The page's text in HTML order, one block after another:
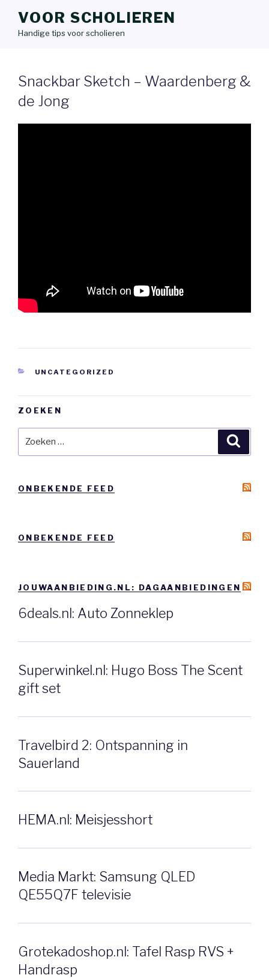
VOOR SCHOLIEREN
Handige tips voor scholieren
Snackbar Sketch – Waardenberg &
de Jong
CATEGORIEËN
UNCATEGORIZED
ZOEKEN
ONBEKENDE FEED
ONBEKENDE FEED
JOUWAANBIEDING.NL: DAGAANBIEDINGEN
6deals.nl: Auto Zonneklep
Superwinkel.nl: Hugo Boss The Scent
gift set
Travelbird 2: Ontspanning in
Sauerland
HEMA.nl: Meisjesshort
Media Markt: Samsung QLED
QE55Q7F televisie
Grotekadoshop.nl: Tafel Rasp RVS +
Handrasp